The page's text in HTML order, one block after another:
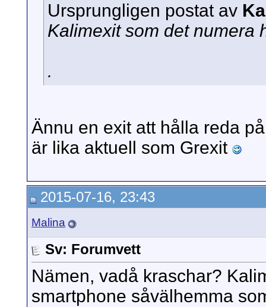
Ursprungligen postat av
Kalimexit som det numera
.
Ännu en exit att hålla reda
är lika aktuell som Grexit
2015-07-16, 23:43
Malina
Sv: Forumvett
Nämen, vadå kraschar?
smartphone såvälhemma